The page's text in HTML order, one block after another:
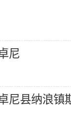
尼
县纳浪镇